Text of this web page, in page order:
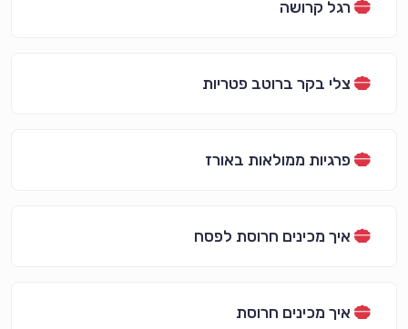
רגל קרושה
צלי בקר ברוטב פטריות
פרגיות ממולאות באורז
איך מכינים חרוסת לפסח
איך מכינים חרוסת